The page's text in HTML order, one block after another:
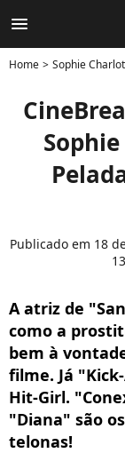
menu
Home Sophie
Publicado em 18
A atriz de
como a
bem à
filme. Já
Hit-Girl.
"Diana" são
telonas!